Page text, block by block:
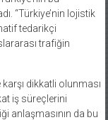
“Türkiye’nin lojistik
tedarikçi
trafiğin
dikkatli olunması
iş süreçlerini
anlaşmasının da bu